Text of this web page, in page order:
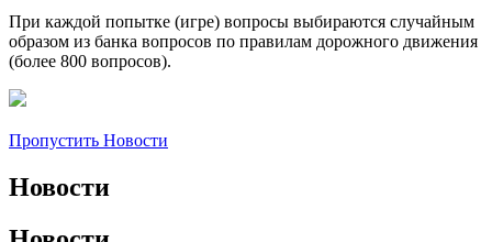
При каждой попытке (игре) вопросы выбираются случайным
образом из банка вопросов по правилам дорожного движения
(более 800 вопросов).
Пропустить Новости
Новости